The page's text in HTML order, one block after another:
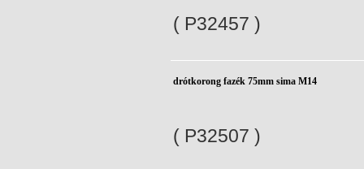
( P32457 )
drótkorong fazék 75mm sima M14
( P32507 )